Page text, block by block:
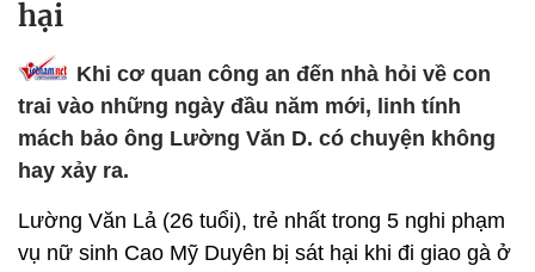
hại
Khi cơ quan công an đến nhà hỏi về con
trai vào những ngày đầu năm mới, linh tính
mách bảo ông Lường Văn D. có chuyện không
hay xảy ra.
Lường Văn Lả (26 tuổi), trẻ nhất trong 5 nghi phạm
vụ nữ sinh Cao Mỹ Duyên bị sát hại khi đi giao gà ở